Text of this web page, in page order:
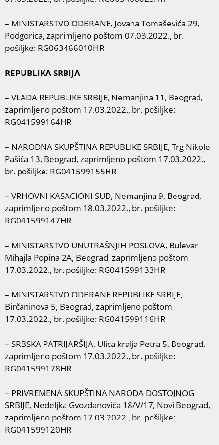
– MINISTARSTVO ODBRANE, Jovana Tomaševića 29,
Podgorica, zaprimljeno poštom 07.03.2022., br.
pošiljke: RG063466010HR
REPUBLIKA SRBIJA
– VLADA REPUBLIKE SRBIJE, Nemanjina 11, Beograd,
zaprimljeno poštom 17.03.2022., br. pošiljke:
RG041599164HR
– NARODNA SKUPŠTINA REPUBLIKE SRBIJE, Trg Nikole
Pašića 13, Beograd, zaprimljeno poštom 17.03.2022.,
br. pošiljke: RG041599155HR
– VRHOVNI KASACIONI SUD, Nemanjina 9, Beograd,
zaprimljeno poštom 18.03.2022., br. pošiljke:
RG041599147HR
– MINISTARSTVO UNUTRAŠNJIH POSLOVA, Bulevar
Mihajla Popina 2A, Beograd, zaprimljeno poštom
17.03.2022., br. pošiljke: RG041599133HR
– MINISTARSTVO ODBRANE REPUBLIKE SRBIJE,
Birčaninova 5, Beograd, zaprimljeno poštom
17.03.2022., br. pošiljke: RG041599116HR
– SRBSKA PATRIJARŠIJA, Ulica kralja Petra 5, Beograd,
zaprimljeno poštom 17.03.2022., br. pošiljke:
RG041599178HR
– PRIVREMENA SKUPŠTINA NARODA DOSTOJNOG
SRBIJE, Nedeljka Gvozdanovića 18/V/17, Novi Beograd,
zaprimljeno poštom 17.03.2022., br. pošiljke:
RG041599120HR